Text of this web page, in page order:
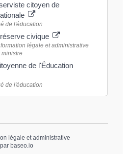
citoyen de
de l'éducation
civique
légale et administrative
ministre
de l'Éducation
de l'éducation
légale et administrative
baseo.io